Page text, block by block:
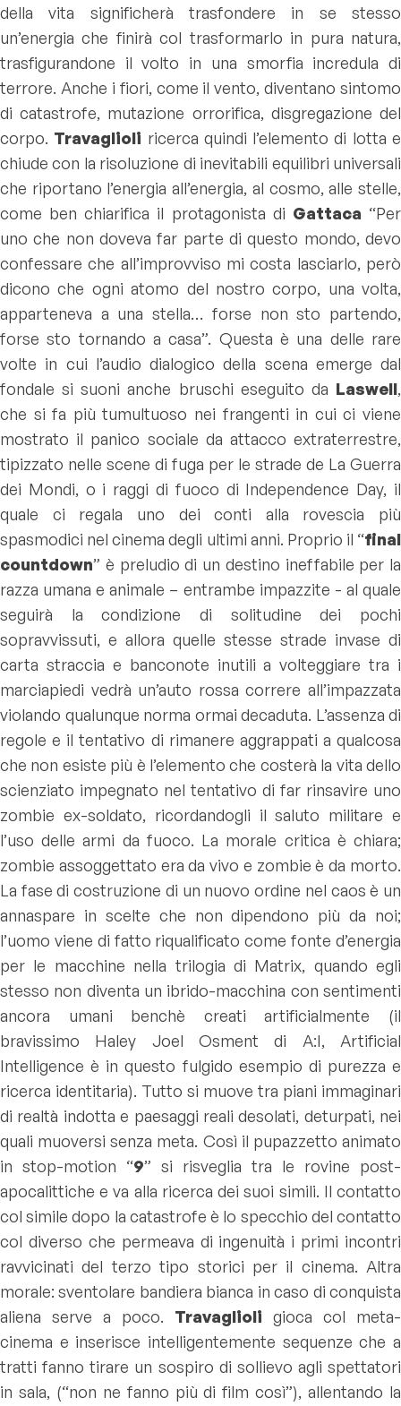
della vita significherà trasfondere in se stesso
un’energia che finirà col trasformarlo in pura natura,
trasfigurandone il volto in una smorfia incredula di
terrore. Anche i fiori, come il vento, diventano sintomo
di catastrofe, mutazione orrorifica, disgregazione del
corpo. Travaglioli ricerca quindi l’elemento di lotta e
chiude con la risoluzione di inevitabili equilibri universali
che riportano l’energia all’energia, al cosmo, alle stelle,
come ben chiarifica il protagonista di Gattaca “Per
uno che non doveva far parte di questo mondo, devo
confessare che all’improvviso mi costa lasciarlo, però
dicono che ogni atomo del nostro corpo, una volta,
apparteneva a una stella… forse non sto partendo,
forse sto tornando a casa”. Questa è una delle rare
volte in cui l’audio dialogico della scena emerge dal
fondale si suoni anche bruschi eseguito da Laswell,
che si fa più tumultuoso nei frangenti in cui ci viene
mostrato il panico sociale da attacco extraterrestre,
tipizzato nelle scene di fuga per le strade de La Guerra
dei Mondi, o i raggi di fuoco di Independence Day, il
quale ci regala uno dei conti alla rovescia più
spasmodici nel cinema degli ultimi anni. Proprio il “final
countdown” è preludio di un destino ineffabile per la
razza umana e animale – entrambe impazzite - al quale
seguirà la condizione di solitudine dei pochi
sopravvissuti, e allora quelle stesse strade invase di
carta straccia e banconote inutili a volteggiare tra i
marciapiedi vedrà un’auto rossa correre all’impazzata
violando qualunque norma ormai decaduta. L’assenza di
regole e il tentativo di rimanere aggrappati a qualcosa
che non esiste più è l’elemento che costerà la vita dello
scienziato impegnato nel tentativo di far rinsavire uno
zombie ex-soldato, ricordandogli il saluto militare e
l’uso delle armi da fuoco. La morale critica è chiara;
zombie assoggettato era da vivo e zombie è da morto.
La fase di costruzione di un nuovo ordine nel caos è un
annaspare in scelte che non dipendono più da noi;
l’uomo viene di fatto riqualificato come fonte d’energia
per le macchine nella trilogia di Matrix, quando egli
stesso non diventa un ibrido-macchina con sentimenti
ancora umani benchè creati artificialmente (il
bravissimo Haley Joel Osment di A:I, Artificial
Intelligence è in questo fulgido esempio di purezza e
ricerca identitaria). Tutto si muove tra piani immaginari
di realtà indotta e paesaggi reali desolati, deturpati, nei
quali muoversi senza meta. Così il pupazzetto animato
in stop-motion “9” si risveglia tra le rovine post-
apocalittiche e va alla ricerca dei suoi simili. Il contatto
col simile dopo la catastrofe è lo specchio del contatto
col diverso che permeava di ingenuità i primi incontri
ravvicinati del terzo tipo storici per il cinema. Altra
morale: sventolare bandiera bianca in caso di conquista
aliena serve a poco. Travaglioli gioca col meta-
cinema e inserisce intelligentemente sequenze che a
tratti fanno tirare un sospiro di sollievo agli spettatori
in sala, (“non ne fanno più di film così”), allentando la